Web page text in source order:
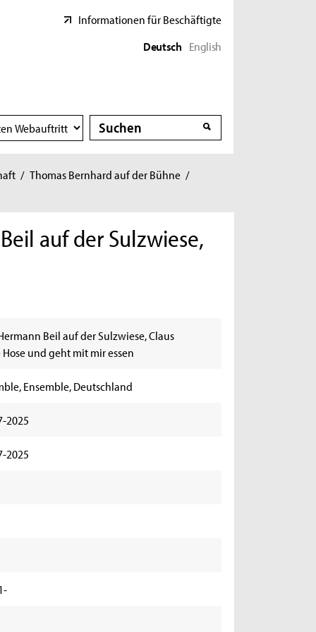
Informationen für Beschäftigte
Deutsch English
Suche
Suche
/ Thomas Bernhard auf der Bühne /
auf der Sulzwiese,
Beil auf der Sulzwiese, Claus
und geht mit mir essen
Ensemble, Deutschland
2025
2025